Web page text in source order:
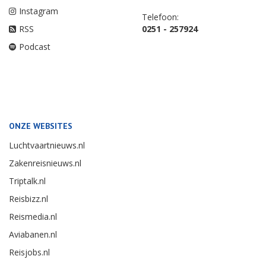
Instagram
RSS
Podcast
Telefoon:
0251 - 257924
ONZE WEBSITES
Luchtvaartnieuws.nl
Zakenreisnieuws.nl
Triptalk.nl
Reisbizz.nl
Reismedia.nl
Aviabanen.nl
Reisjobs.nl